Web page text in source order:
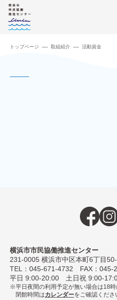
トップページ 取組紹介 活動資金
横浜市市民協働推進センター
231-0005 横浜市中区本町6丁⽬
TEL： 045-671-4732 FAX：045-
平⽇ 9:00-20:00 ⼟⽇祝 9:00-
平日夜間の利用予定が無い場合は18時
閉館時間はカレンダーをご確認くださ